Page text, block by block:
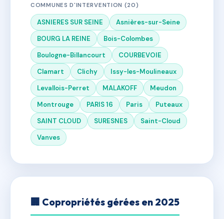
COMMUNES D'INTERVENTION (20)
ASNIERES SUR SEINE
Asnières-sur-Seine
BOURG LA REINE
Bois-Colombes
Boulogne-Billancourt
COURBEVOIE
Clamart
Clichy
Issy-les-Moulineaux
Levallois-Perret
MALAKOFF
Meudon
Montrouge
PARIS 16 Paris
Puteaux
SAINT CLOUD
SURESNES
Saint-Cloud
Vanves
🏢 Copropriétés gérées en 2025